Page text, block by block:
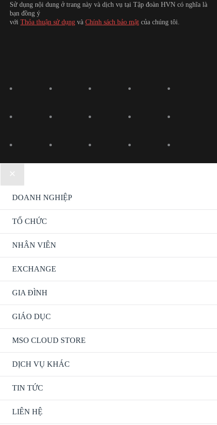
Sử dụng nội dung ở trang này và dịch vụ tại Tập đoàn HVN có nghĩa là
bạn đồng ý
với Thỏa thuận sử dụng và Chính sách bảo mật của chúng tôi.
DOANH NGHIỆP
TỔ CHỨC
NHÂN VIÊN
EXCHANGE
GIA ĐÌNH
GIÁO DỤC
MSO CLOUD STORE
DỊCH VỤ KHÁC
TIN TỨC
LIÊN HỆ